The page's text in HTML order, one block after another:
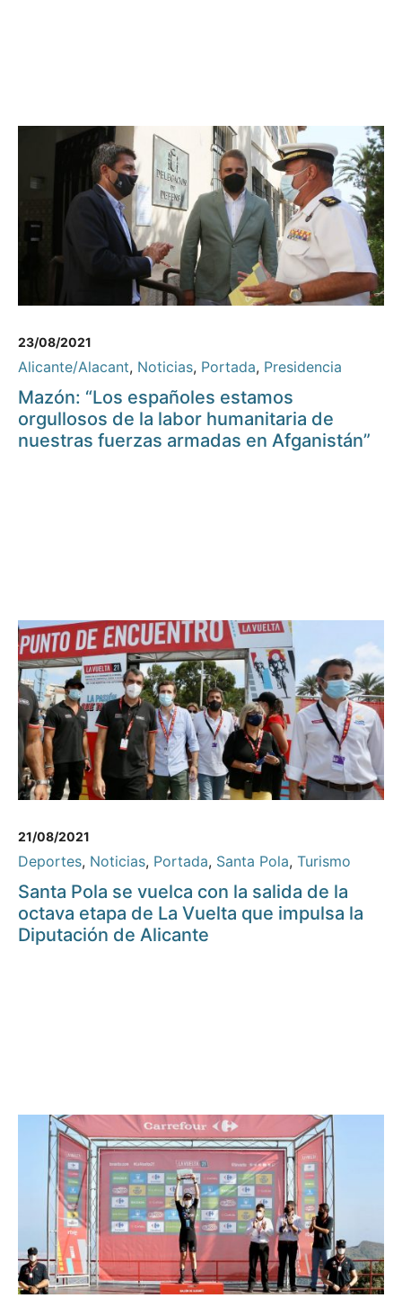
23/08/2021
Alicante/Alacant, Noticias, Portada, Presidencia
Mazón: “Los españoles estamos
orgullosos de la labor humanitaria de
nuestras fuerzas armadas en Afganistán”
21/08/2021
Deportes, Noticias, Portada, Santa Pola, Turismo
Santa Pola se vuelca con la salida de la
octava etapa de La Vuelta que impulsa la
Diputación de Alicante